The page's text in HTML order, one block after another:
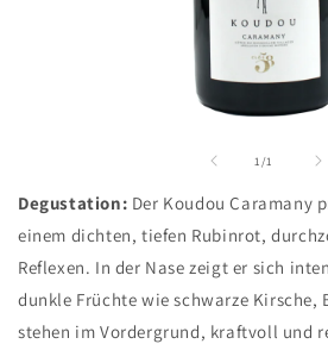
öffnen
1 /
von1
Degustation: Der Koudou Caramany
einem dichten, tiefen Rubinrot,
Reflexen. In der Nase zeigt er sich
dunkle Früchte wie schwarze Kirsche,
stehen im Vordergrund, kraftvoll und